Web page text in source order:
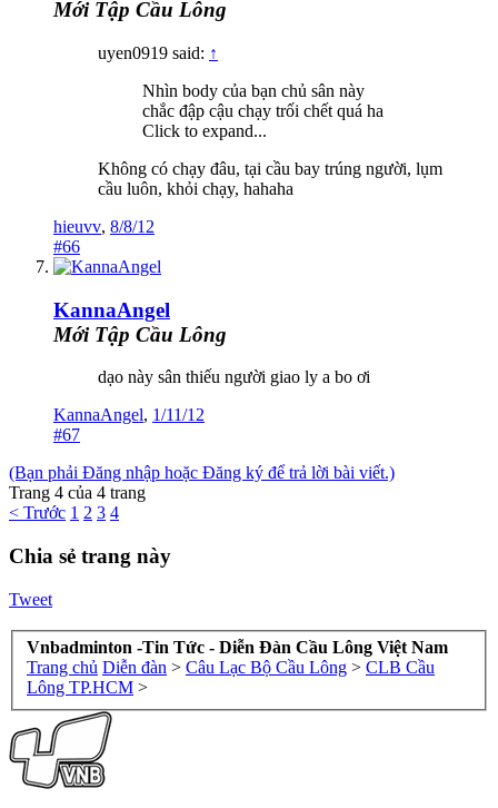
Mới Tập Cầu Lông
uyen0919 said: ↑
Nhìn body của bạn chủ sân này
chắc đập cậu chạy trối chết quá ha
Click to expand...
Không có chạy đâu, tại cầu bay trúng người, lụm
cầu luôn, khỏi chạy, hahaha
hieuvv, 8/8/12
#66
KannaAngel
Mới Tập Cầu Lông
dạo này sân thiếu người giao ly a bo ơi
KannaAngel, 1/11/12
#67
(Bạn phải Đăng nhập hoặc Đăng ký để trả lời bài viết.)
Trang 4 của 4 trang
< Trước 1 2 3 4
Chia sẻ trang này
Tweet
Vnbadminton -Tin Tức - Diễn Đàn Cầu Lông Việt Nam
Trang chủ Diễn đàn > Câu Lạc Bộ Cầu Lông > CLB Cầu
Lông TP.HCM >